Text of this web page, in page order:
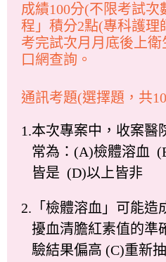
成績100分(不限考試次
程」積分2點(專科護理
考完試次月月底後上
口網查詢。
通訊考題(選擇題，共10
1.本次專案中，收案醫
常為：(A)檢體溶血
皆是 (D)以上皆非
2.「檢體溶血」可能造
擾血清膽紅素值的準
驗結果偏高 (C)重新